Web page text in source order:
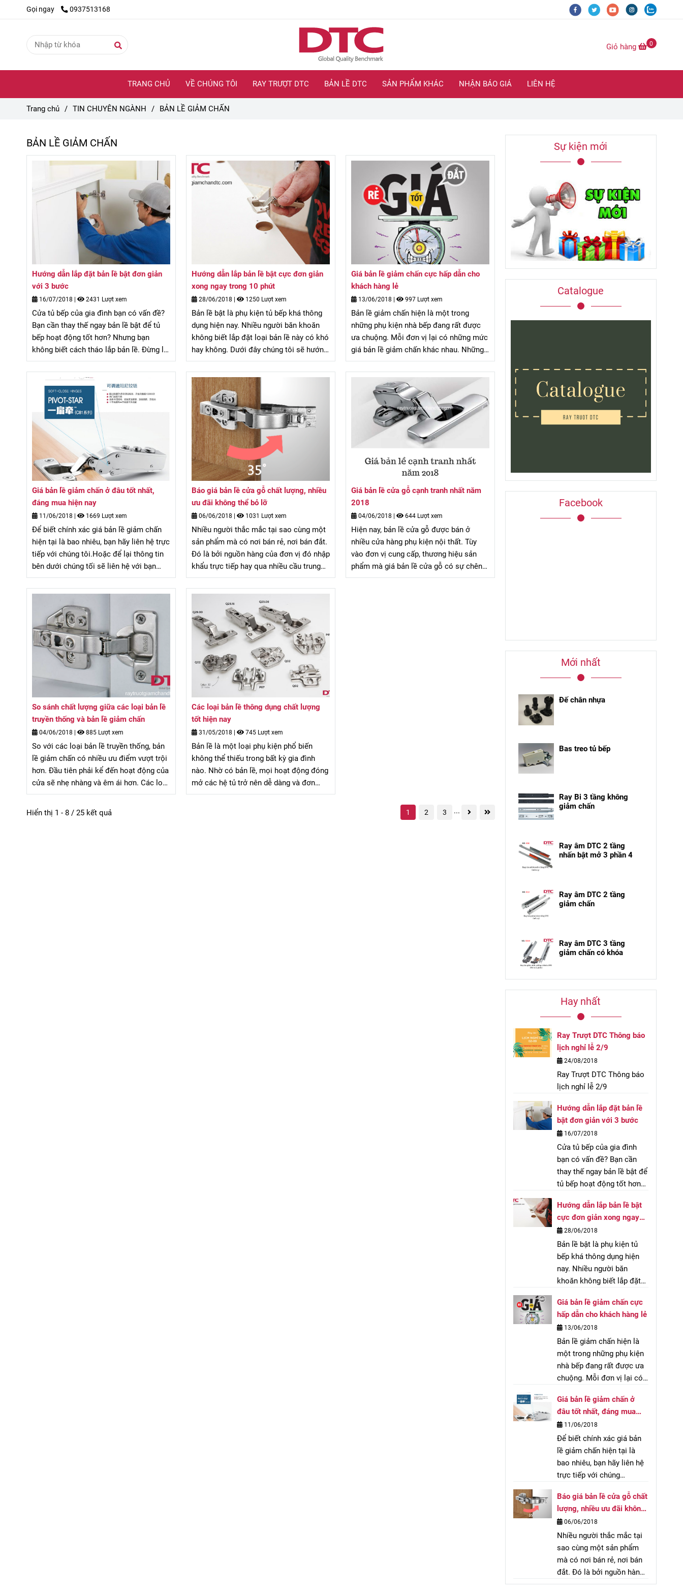
Gọi ngay 0937513168
Giỏ hàng 0
TRANG CHỦ VỀ CHÚNG TÔI RAY TRƯỢT DTC BẢN LỀ DTC SẢN PHẨM KHÁC NHẬN BÁO GIÁ LIÊN HỆ
Trang chủ / TIN CHUYÊN NGÀNH / BẢN LỀ GIẢM CHẤN
BẢN LỀ GIẢM CHẤN
Hướng dẫn lắp đặt bản lề bật đơn giản
với 3 bước
16/07/2018 | 2431 Lượt xem
Cửa tủ bếp của gia đình bạn có vấn đề?
Bạn cần thay thế ngay bản lề bật để tủ
bếp hoạt động tốt hơn? Nhưng bạn
không biết cách tháo lắp bản lề. Đừng lo,
với hướng dẫn lắp đặt bản lề bật đơn
giản dưới đây, chỉ cần 3 bước là bạn có
thể hoàn thiện bộ bản lề mới rồi!
Hướng dẫn lắp bản lề bật cực đơn giản
xong ngay trong 10 phút
28/06/2018 | 1250 Lượt xem
Bản lề bật là phụ kiện tủ bếp khá thông
dụng hiện nay. Nhiều người băn khoăn
không biết lắp đặt loại bản lề này có khó
hay không. Dưới đây chúng tôi sẽ hướng
dẫn lắp bản lề bật cực đơn giản, xong
ngay trong vòng 10 phút.
Giá bản lề giảm chấn cực hấp dẫn cho
khách hàng lẻ
13/06/2018 | 997 Lượt xem
Bản lề giảm chấn hiện là một trong
những phụ kiện nhà bếp đang rất được
ưa chuộng. Mỗi đơn vị lại có những mức
giá bản lề giảm chấn khác nhau. Những
đơn hàng lớn thường được hưởng chiết
khấu tốt vậy những khách hàng lẻ được
ưu đãi thế nào?
Giá bản lề giảm chấn ở đâu tốt nhất,
đáng mua hiện nay
11/06/2018 1669 Lượt xem
Để biết chính xác giá bản lề giảm chấn
hiện tại là bao nhiêu, bạn hãy liên hệ trực
tiếp với chúng tôi.Hoặc để lại thông tin
bên dưới chúng tối sẽ liên hệ với bạn
trong thời gian sớm nhất!
Báo giá bản lề cửa gỗ chất lượng, nhiều
ưu đãi không thể bỏ lỡ
06/06/2018 | 1031 Lượt xem
Nhiều người thắc mắc tại sao cùng một
sản phẩm mà có nơi bán rẻ, nơi bán đắt.
Đó là bởi nguồn hàng của đơn vị đó nhập
khẩu trực tiếp hay qua nhiều cầu trung
gian. Thực tế, những đơn vị là đại lý ủy
quyền hoặc nhập khẩu trực tiếp sẽ có
giá bản lề cửa gỗ tốt hơn.
Giá bản lề cửa gỗ cạnh tranh nhất năm
2018
04/06/2018 | 644 Lượt xem
Hiện nay, bản lề cửa gỗ được bán ở
nhiều cửa hàng phụ kiện nội thất. Tùy
vào đơn vị cung cấp, thương hiệu sản
phẩm mà giá bản lề cửa gỗ có sự chênh
lệch. Thực tế, giá bản lề cửa gỗ khá đa
So sánh chất lượng giữa các loại bản lề
truyền thống và bản lề giảm chấn
04/06/2018 885 Lượt xem
So với các loại bản lề truyền thống, bản
lề giảm chấn có nhiều ưu điểm vượt trội
hơn. Đầu tiên phải kể đến hoạt động của
cửa sẽ nhẹ nhàng và êm ái hơn. Các loại
bản lề truyền thống ít nhiều khi sử dụng
đều gây ra tiếng động, nhưng bản lề
giảm chấn hoàn toàn không. Sử dụng
Các loại bản lề thông dụng chất lượng
tốt hiện nay
31/05/2018 | 745 Lượt xem
Bản lề là một loại phụ kiện phổ biến
không thể thiếu trong bất kỳ gia đình
nào. Nhờ có bản lề, mọi hoạt động đóng
mở các hệ tủ trở nên dễ dàng và đơn
giản hơn. Bài viết dưới đây sẽ giới thiệu
Hiển thị 1 - 8 / 25 kết quả 1 2 3 ...
Sự kiện mới
Catalogue
Facebook
Mới nhất
Đế chân nhựa
Bas treo tủ bếp
Ray Bi 3 tầng không
giảm chấn
Ray âm DTC 2 tầng
nhấn bật mở 3 phần 4
Ray âm DTC 2 tầng
giảm chấn
Ray âm DTC 3 tầng
giảm chấn có khóa
Hay nhất
Ray Trượt DTC Thông báo
lịch nghỉ lễ 2/9
24/08/2018
Ray Trượt DTC Thông báo
lịch nghỉ lễ 2/9
Hướng dẫn lắp đặt bản lề
bật đơn giản với 3 bước
16/07/2018
Cửa tủ bếp của gia đình
bạn có vấn đề? Bạn cần
thay thế ngay bản lề bật để
tủ bếp hoạt động tốt hơn?
cách tháo lắp bản lề. Đừng
lo, với hướng dẫn lắp đặt
bản lề bật đơn giản dưới
đây, chỉ cần 3 bước là bạn
có thể hoàn thiện bộ bản
lề mới rồi!
Hướng dẫn lắp bản lề bật
cực đơn giản xong ngay
trong 10 phút
28/06/2018
Bản lề bật là phụ kiện tủ
bếp khá thông dụng hiện
nay. Nhiều người băn
khoăn không biết lắp đặt
không. Dưới đây chúng tôi
sẽ hướng dẫn lắp bản lề
bật cực đơn giản, xong
ngay trong vòng 10 phút.
Giá bản lề giảm chấn cực
hấp dẫn cho khách hàng lẻ
13/06/2018
Bản lề giảm chấn hiện là
một trong những phụ kiện
nhà bếp đang rất được ưa
chuộng. Mỗi đơn vị lại có
giảm chấn khác nhau.
Những đơn hàng lớn
thường được hưởng chiết
khấu tốt vậy những khách
hàng lẻ được ưu đãi thế
nào?
Giá bản lề giảm chấn ở
đâu tốt nhất, đáng mua
hiện nay
11/06/2018
Để biết chính xác giá bản
lề giảm chấn hiện tại là
bao nhiêu, bạn hãy liên hệ
trực tiếp với chúng
bên dưới chúng tối sẽ liên
hệ với bạn trong thời gian
sớm nhất!
Báo giá bản lề cửa gỗ chất
lượng, nhiều ưu đãi không
thể bỏ lỡ
06/06/2018
Nhiều người thắc mắc tại
sao cùng một sản phẩm
mà có nơi bán rẻ, nơi bán
đắt. Đó là bởi nguồn hàng
của đơn vị đó nhập khẩu